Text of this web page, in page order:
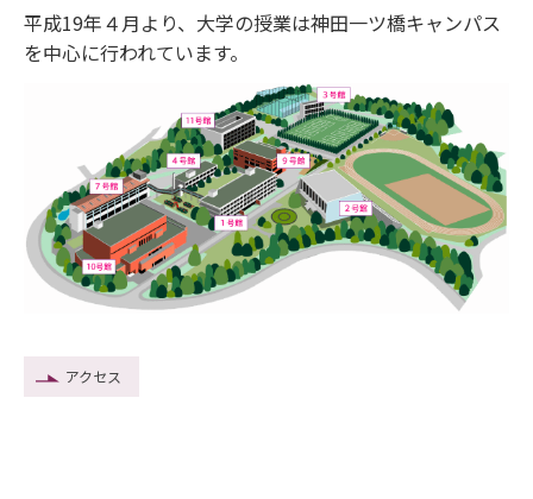
平成19年４月より、大学の授業は神田一ツ橋キャンパス
を中心に行われています。
アクセス